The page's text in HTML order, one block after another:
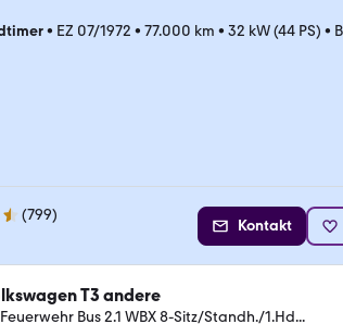
• EZ 07/1972 • 77.000 km • 32 kW (44 PS) •
(799)
Kontakt
T3 andere
Bus 2.1 WBX 8-Sitz/Standh./1.Hd...